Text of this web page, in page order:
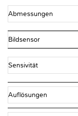
Abmessungen
Bildsensor
Sensivität
Auflösungen